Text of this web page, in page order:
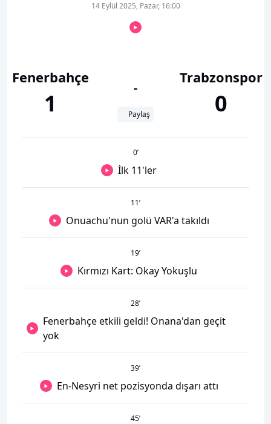
Fenerbahçe
1
14 Eylül 2025, Pazar, 16:00
-
Paylaş
Trabzonspor
0
0’
İlk 11'ler
11’
Onuachu'nun golü VAR'a takıldı
19’
Kırmızı Kart: Okay Yokuşlu
28’
Fenerbahçe etkili geldi! Onana'dan geçit
yok
39’
En-Nesyri net pozisyonda dışarı attı
45’